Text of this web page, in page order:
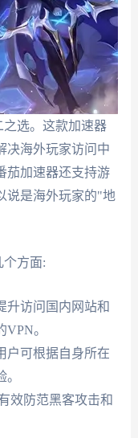
选。这款加速器
决海外玩家访问中
茄加速器还支持游
说是海外玩家的"地
个方面:
升访问国内网站和
。
户可根据自身所在
效防范黑客攻击和